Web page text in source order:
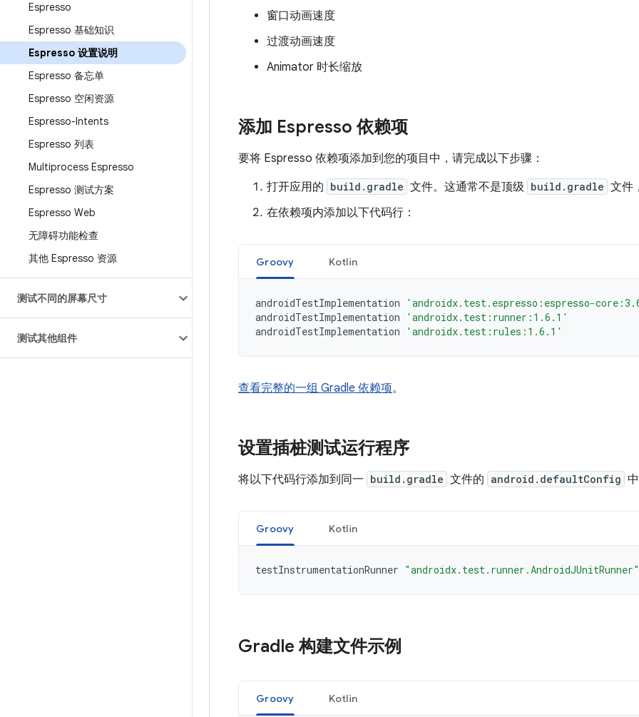
Espresso
Espresso 基础知识
Espresso 设置说明
Espresso 备忘单
Espresso 空闲资源
Espresso-Intents
Espresso 列表
Multiprocess Espresso
Espresso 测试方案
Espresso Web
无障碍功能检查
其他 Espresso 资源
测试不同的屏幕尺寸
测试其他组件
窗口动画速度
过渡动画速度
Animator 时长缩放
添加 Espresso 依赖项
要将 Espresso 依赖项添加到您的项目中，请完成以下步骤：
打开应用的 build.gradle 文件。这通常不是顶级 build.gradle 文件
在依赖项内添加以下代码行：
Groovy Kotlin
androidTestImplementation
'androidx.test.espresso:espresso-
androidTestImplementation
'androidx.test:runner:1.6.1'
androidTestImplementation
'androidx.test:rules:1.6.1'
查看完整的一组 Gradle 依赖项。
设置插桩测试运行程序
将以下代码行添加到同一 build.gradle 文件的 android.defaultConfig
Groovy Kotlin
testInstrumentationRunner "androidx.test.runner.AndroidJUnitRunner"
Gradle 构建文件示例
Groovy Kotlin